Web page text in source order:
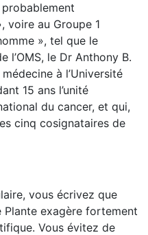
voire au Groupe 1
», tel que le
l’OMS, le Dr Anthony B.
à l’Université
15 ans l’unité
du cancer, et qui,
cinq cosignataires de
vous écrivez que
exagère fortement
Vous évitez de